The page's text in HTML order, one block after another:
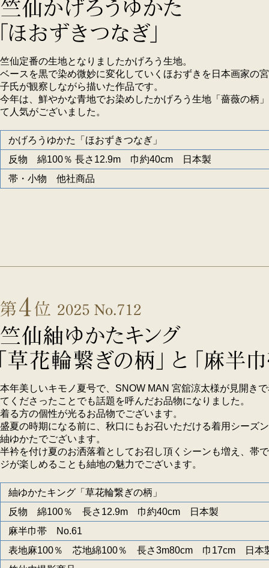
竺仙定番の生地となりましたかげろう生地。
ベースを黒で染め微妙に変化していくほおずきを日本画家の
子氏が観察しながら描いた作品です。
今年は、鮮やかな青地でお染めしたかげろう生地「薔薇の柄
て人気がございました。
かげろうゆかた「ほおずきつなぎ」
反物 綿100％ 長さ12.9m 巾約40cm 日本製
帯・小物 他社商品
本年美しいキモノ夏号で、SNOW MAN 宮舘涼太様が見開き
てくださったことでも話題を呼んだお品物になりました。
着る方の個性が光るお品物でございます。
盛夏の時期になる前に、秋口にもお召いただける着用シーズ
紬ゆかたでございます。
半衿を付け夏のお洒落着としてお召し頂くシーンも増え、帯
ジが楽しめることも紬地の魅力でございます。
紬ゆかたキング「草花輪繋ぎの柄」
反物 綿100％ 長さ12.9m 巾約40cm 日本製
麻半巾帯 No.61
表地麻100％ 芯地綿100％ 長さ3m80cm 巾17cm 日本